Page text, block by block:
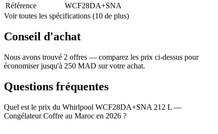
Référence
WCF28DA+SNA
Voir toutes les spécifications (10 de plus)
Conseil d'achat
Nous avons trouvé 2 offres — comparez les prix ci-dessus pour
économiser jusqu'à 250 MAD sur votre achat.
Questions fréquentes
Quel est le prix du Whirlpool WCF28DA+SNA 212 L —
Congélateur Coffre au Maroc en 2026 ?